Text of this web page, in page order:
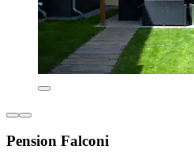
Pension Falconi